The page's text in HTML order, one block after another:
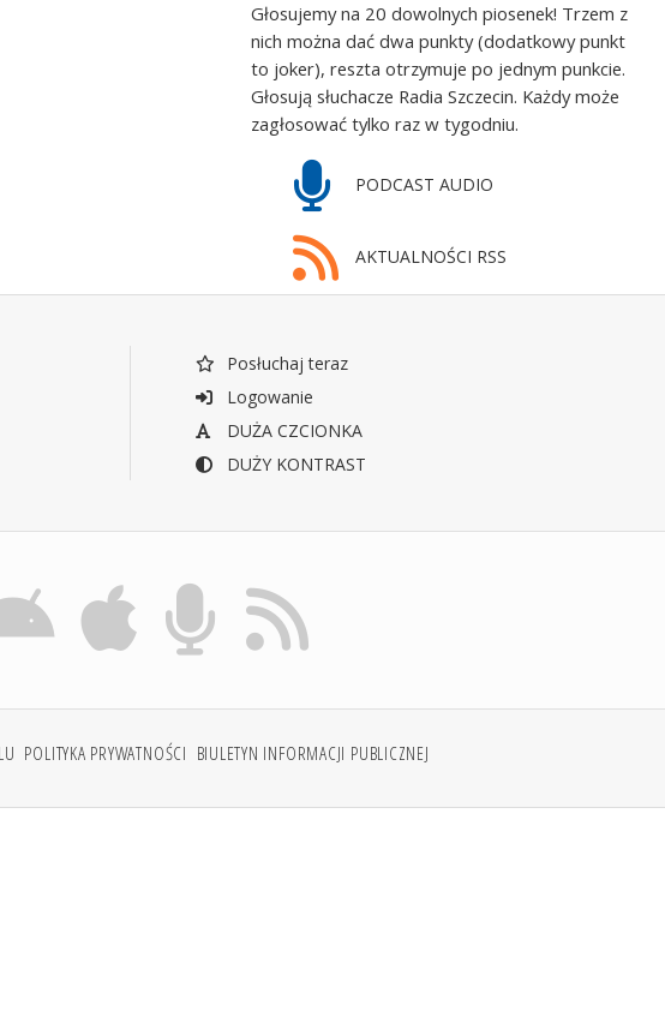
Głosujemy na 20 dowolnych piosenek! Trzem z
nich można dać dwa punkty (dodatkowy punkt
to joker), reszta otrzymuje po jednym punkcie.
Głosują słuchacze Radia Szczecin. Każdy może
zagłosować tylko raz w tygodniu.
PODCAST AUDIO
AKTUALNOŚCI RSS
Posłuchaj teraz
Logowanie
DUŻA CZCIONKA
DUŻY KONTRAST
POLITYKA PRYWATNOŚCI BIULETYN INFORMACJI PUBLICZNEJ